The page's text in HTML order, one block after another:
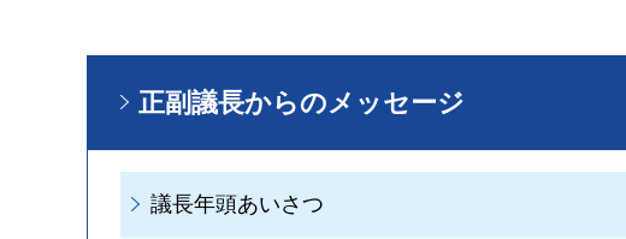
正副議長からのメッセージ
議長年頭あいさつ